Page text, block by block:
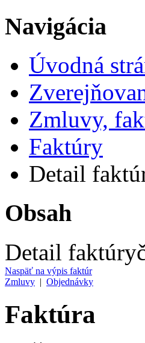
Navigácia
Úvodná
Zmluvy,
Faktúry
Detail
Obsah
Detail faktúry
Naspäť na výpis faktúr
Zmluvy | Objednávky
Faktúra